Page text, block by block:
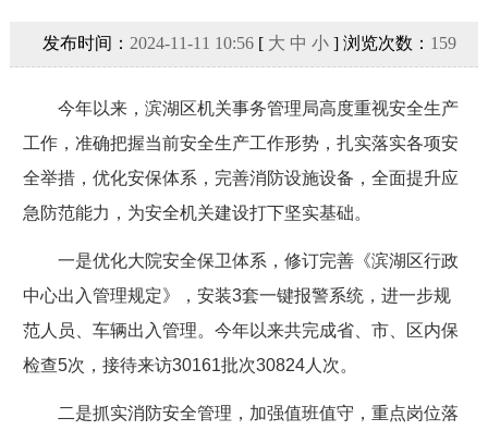
发布时间： 2024-11-11 10:56[ 大 中 小] 浏览次数： 159
今年以来，滨湖区机关事务管理局高度重视安全生产
工作，准确把握当前安全生产工作形势，扎实落实各项安
全举措，优化安保体系，完善消防设施设备，全面提升应
急防范能力，为安全机关建设打下坚实基础。
一是优化大院安全保卫体系，修订完善《滨湖区行政
中心出入管理规定》，安装3套一键报警系统，进一步规
范人员、车辆出入管理。今年以来共完成省、市、区内保
检查5次，接待来访30161批次30824人次。
二是抓实消防安全管理，加强值班值守，重点岗位落